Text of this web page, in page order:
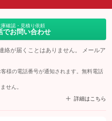
庫確認・見積り依頼
でお問い合わせ
絡が届くことはありません。 メールア
様の電話番号が通知されます。無料電話
せん。
詳細はこちら